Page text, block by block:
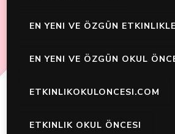
EN YENI VE ÖZGÜN
EN YENI VE ÖZGÜN OKUL
ETKINLIKOKULONCESI.COM
ETKINLIK OKUL ÖNCESI